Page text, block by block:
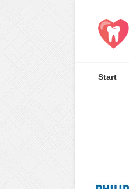
Start